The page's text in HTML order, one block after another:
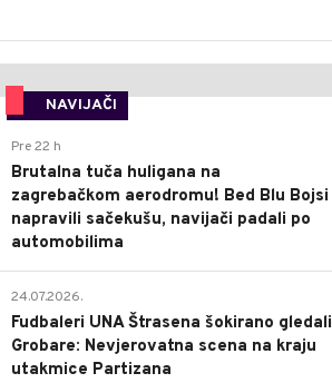
NAVIJAČI
Pre 22 h
Brutalna tuča huligana na
zagrebačkom aerodromu! Bed Blu Bojsi
napravili sačekušu, navijači padali po
automobilima
24.07.2026.
Fudbaleri UNA Štrasena šokirano gledali
Grobare: Nevjerovatna scena na kraju
utakmice Partizana